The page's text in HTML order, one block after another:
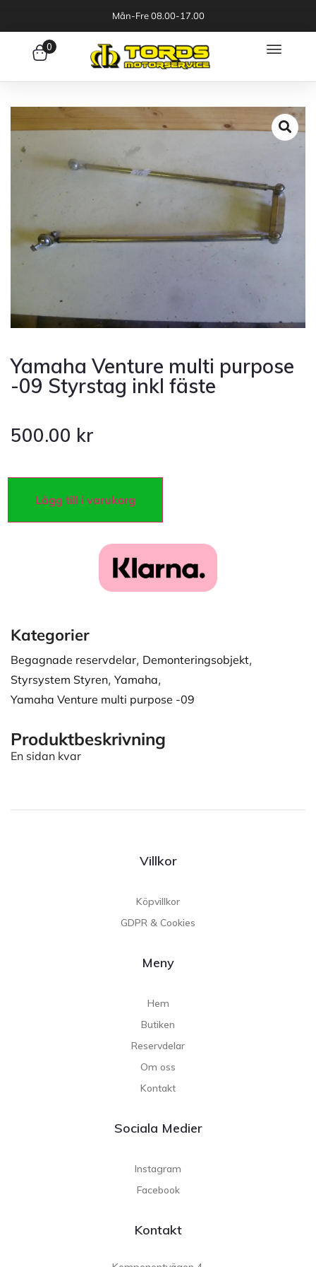
Mån-Fre 08.00-17.00
0
Yamaha Venture multi purpose
-09 Styrstag inkl fäste
500.00 kr
Lägg till i varukorg
Kategorier
Begagnade reservdelar, Demonteringsobjekt,
Styrsystem Styren, Yamaha,
Yamaha Venture multi purpose -09
Produktbeskrivning
En sidan kvar
Villkor
Köpvillkor
GDPR & Cookies
Meny
Hem
Butiken
Reservdelar
Om oss
Kontakt
Sociala Medier
Instagram
Facebook
Kontakt